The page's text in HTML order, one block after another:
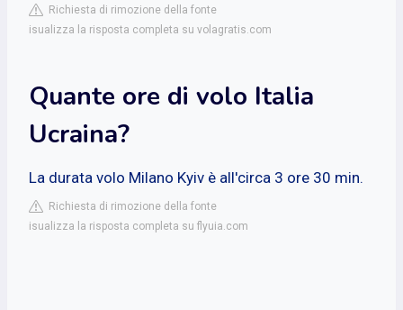
Richiesta di rimozione della fonte
isualizza la risposta completa su volagratis.com
Quante ore di volo Italia
Ucraina?
La durata volo Milano Kyiv è all'circa 3 ore 30 min.
Richiesta di rimozione della fonte
isualizza la risposta completa su flyuia.com